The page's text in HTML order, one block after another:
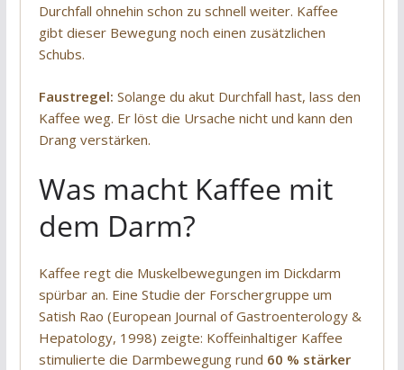
Durchfall ohnehin schon zu schnell weiter. Kaffee
gibt dieser Bewegung noch einen zusätzlichen
Schubs.
Faustregel: Solange du akut Durchfall hast, lass den
Kaffee weg. Er löst die Ursache nicht und kann den
Drang verstärken.
Was macht Kaffee mit
dem Darm?
Kaffee regt die Muskelbewegungen im Dickdarm
spürbar an. Eine Studie der Forschergruppe um
Satish Rao (European Journal of Gastroenterology &
Hepatology, 1998) zeigte: Koffeinhaltiger Kaffee
stimulierte die Darmbewegung rund 60 % stärker